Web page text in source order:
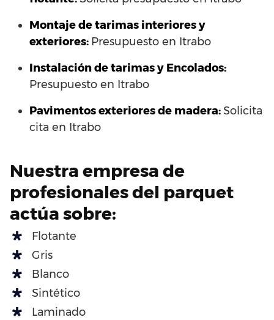
Montaje de tarimas interiores y
exteriores: Presupuesto en Itrabo
Instalación de tarimas y Encolados:
Presupuesto en Itrabo
Pavimentos exteriores de madera:Solicita
cita en Itrabo
Nuestra empresa de
profesionales del parquet
actúa sobre:
Flotante
Gris
Blanco
Sintético
Laminado